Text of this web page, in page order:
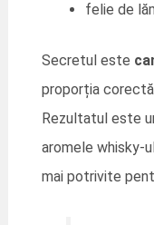
felie de
Secretul este
proporția corectă
Rezultatul este
aromele whisky-
mai potrivite